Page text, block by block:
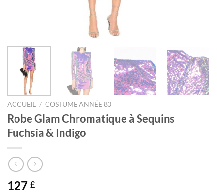
ACCUEIL / COSTUME ANNÉE 80
Robe Glam Chromatique à Sequins
Fuchsia & Indigo
127 £